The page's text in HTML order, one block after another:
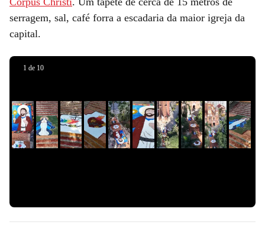
serragem, sal, café forra a escadaria da maior igreja da
capital.
1de 10
•
Anderson
Porto/
•
Anderson
Porto/
•
Anderson
•
Anderson
•
Anderson
•
Anderson
AndersonAnderson
•
Anderson
Slide 1 de 0